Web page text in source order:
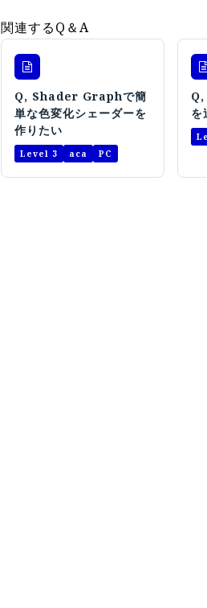
関連するQ＆A
Q, Shader Graphで簡
単な色変化シェーダーを
作りたい
Level 3 aca PC
を